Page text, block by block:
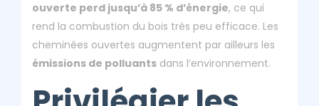
ouverte perd jusqu’à 85 % d’énergie, ce qui
rend la combustion du bois très peu efficace. Les
cheminées ouvertes augmentent par ailleurs les
émissions de polluants dans l’environnement.